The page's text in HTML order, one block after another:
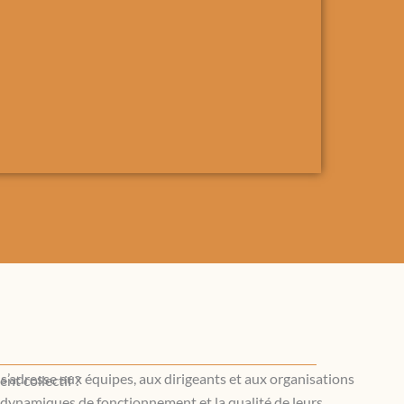
collectif ?aux équipes, aux dirigeants et aux organisations